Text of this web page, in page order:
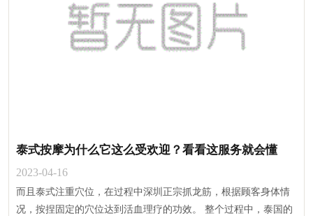
泰式按摩为什么它这么受欢迎？看看这服务就会懂
2023-04-16
而且泰式注重穴位，在过程中深圳正宗抓龙筋，根据顾客身体情
况，按捏固定的穴位达到活血理疗的功效。 整个过程中，泰国的